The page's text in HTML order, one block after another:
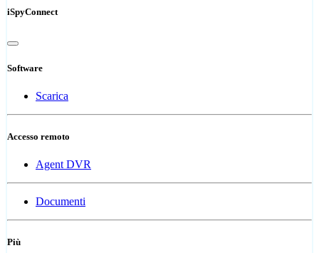
iSpyConnect
Software
Scarica
Accesso remoto
Agent DVR
Documenti
Più